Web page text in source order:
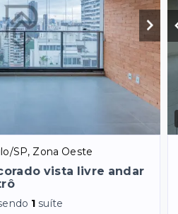
SP, Zona Oeste
vista livre andar
1 suíte